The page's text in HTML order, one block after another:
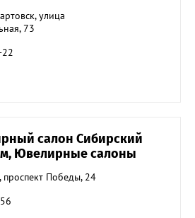
улица
73
салон Сибирский
Ювелирные салоны
проспект Победы, 24